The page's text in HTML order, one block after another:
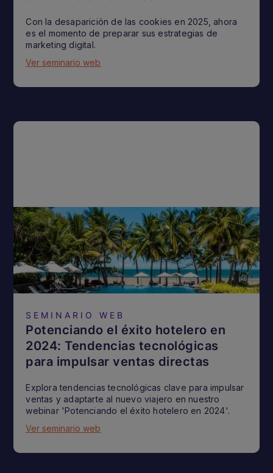
Con la desaparición de las cookies en 2025, ahora
es el momento de preparar sus estrategias de
marketing digital.
Ver seminario web
SEMINARIO WEB
Potenciando el éxito hotelero en
2024: Tendencias tecnológicas
para impulsar ventas directas
Explora tendencias tecnológicas clave para impulsar
ventas y adaptarte al nuevo viajero en nuestro
webinar 'Potenciando el éxito hotelero en 2024'.
Ver seminario web